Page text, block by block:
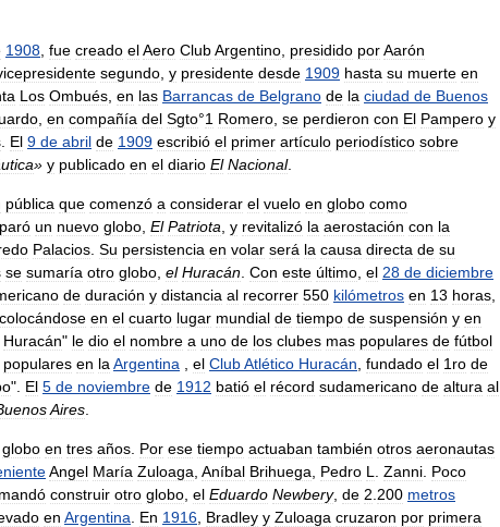
1908 fue creado elAero ClubArgentino presidido porAarón
segundo y presidente desde 1909 hasta su muerte en
Los Ombués en las Barrancas de Belgrano de la ciudad de Buenos
en compañía del Sgto°1 Romero se perdieron con El Pampero y
El 9 de abril de 1909 escribió el primer artículo periodístico sobre
» y publicado en el diario El Nacional.
pública que comenzó a considerar el vuelo en globo como
un nuevo globo El Patriota y revitalizó la aerostación con la
Palacios Su persistencia en volar será la causa directa de su
se sumaría otro globo el Huracán Con este último el 28 de diciembre
de duración y distancia al recorrer 550 kilómetros en 13 horas
colocándose en el cuarto lugar mundial de tiempo de suspensión y en
Huracán" le dio el nombre a uno de los clubes mas populares de fútbol
populares en la Argentina el ClubAtlético Huracán fundado el 1ro de
". El 5 de noviembre de 1912 batió el récord sudamericano de altura al
Aires
globo en tres años Por ese tiempo actuaban también otros aeronautas
Angel María Zuloaga Aníbal Brihuega Pedro L Zanni Poco
mandó construir otro globo el Eduardo Newbery, de 2 200 metros
en Argentina En 1916 Bradley y Zuloaga cruzaron por primera